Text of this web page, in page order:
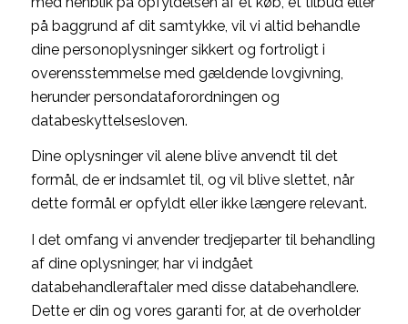
på baggrund af dit samtykke, vil vi altid behandle
dine personoplysninger sikkert og fortroligt i
overensstemmelse med gældende lovgivning,
herunder persondataforordningen og
databeskyttelsesloven.
Dine oplysninger vil alene blive anvendt til det
formål, de er indsamlet til, og vil blive slettet, når
dette formål er opfyldt eller ikke længere relevant.
I det omfang vi anvender tredjeparter til behandling
af dine oplysninger, har vi indgået
databehandleraftaler med disse databehandlere.
Dette er din og vores garanti for, at de overholder